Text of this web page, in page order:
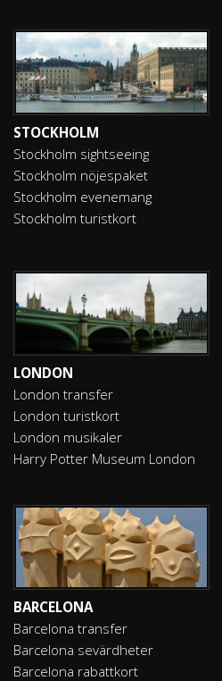
STOCKHOLM
Stockholm sightseeing
Stockholm nöjespaket
Stockholm evenemang
Stockholm turistkort
LONDON
London transfer
London turistkort
London musikaler
Harry Potter Museum London
BARCELONA
Barcelona transfer
Barcelona sevärdheter
Barcelona rabattkort